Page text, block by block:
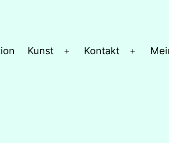
Kunst
Menü
Kontakt
Menü